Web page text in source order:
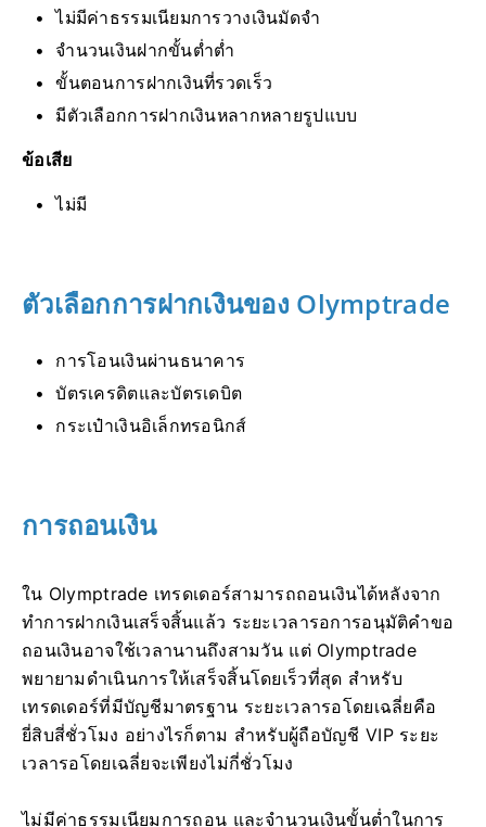
ไม่มีค่าธรรมเนียมการวางเงินมัดจำ
จำนวนเงินฝากขั้นต่ำต่ำ
ขั้นตอนการฝากเงินที่รวดเร็ว
มีตัวเลือกการฝากเงินหลากหลายรูปแบบ
ข้อเสีย
ไม่มี
ตัวเลือกการฝากเงินของ Olymptrade
การโอนเงินผ่านธนาคาร
บัตรเครดิตและบัตรเดบิต
กระเป๋าเงินอิเล็กทรอนิกส์
การถอนเงิน
ใน Olymptrade เทรดเดอร์สามารถถอนเงินได้หลังจาก
ทำการฝากเงินเสร็จสิ้นแล้ว ระยะเวลารอการอนุมัติคำขอ
ถอนเงินอาจใช้เวลานานถึงสามวัน แต่ Olymptrade
พยายามดำเนินการให้เสร็จสิ้นโดยเร็วที่สุด สำหรับ
เทรดเดอร์ที่มีบัญชีมาตรฐาน ระยะเวลารอโดยเฉลี่ยคือ
ยี่สิบสี่ชั่วโมง อย่างไรก็ตาม สำหรับผู้ถือบัญชี VIP ระยะ
เวลารอโดยเฉลี่ยจะเพียงไม่กี่ชั่วโมง
ไม่มีค่าธรรมเนียมการถอน และจำนวนเงินขั้นต่ำในการ